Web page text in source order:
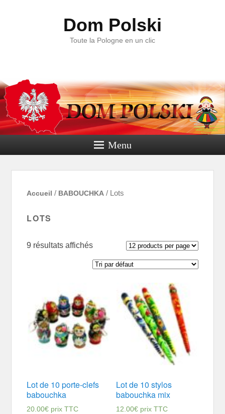
Dom Polski
Toute la Pologne en un clic
Menu
Accueil / BABOUCHKA / Lots
LOTS
9 résultats affichés
Lot de 10 porte-clefs
babouchka
20.00€ prix TTC
Lot de 10 stylos
babouchka mix
12.00€ prix TTC